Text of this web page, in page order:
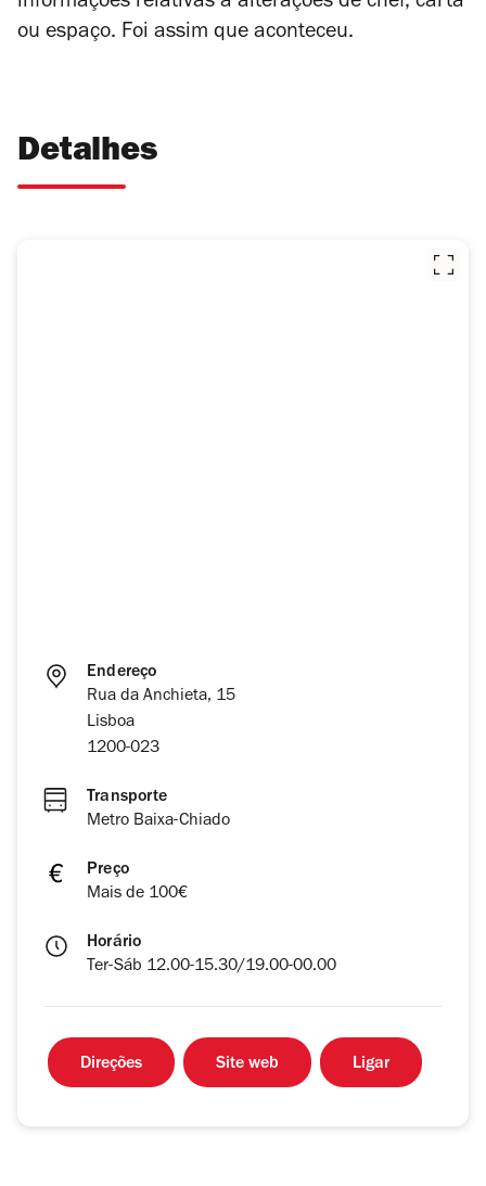
ou espaço. Foi assim que aconteceu.
Detalhes
Endereço
Rua da Anchieta, 15
Lisboa
1200-023
Transporte
Metro Baixa-Chiado
Preço
Mais de 100€
Horário
Ter-Sáb 12.00-15.30/19.00-00.00
Direções Site web Ligar